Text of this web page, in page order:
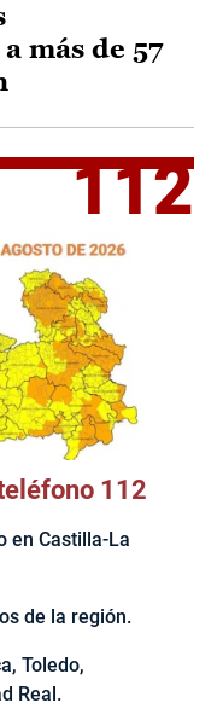
más de 57
112
112
en Castilla-La
de la región.
Toledo,
Real.